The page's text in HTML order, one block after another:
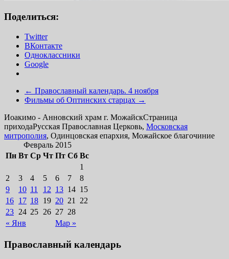
Поделиться:
Twitter
ВКонтакте
Одноклассники
Google
← Православный календарь. 4 ноября
Фильмы об Оптинских старцах →
Иоакимо - Анновский храм г. МожайскСтраница
приходаРусская Православная Церковь, Московская
митрополия, Одинцовская епархия, Можайское благочиние
Февраль 2015
Пн Вт Ср Чт Пт Сб Вс
« Янв Мар »
1
2
3 4 5 6 7
8
9
10 11 12 13 14 15
16 17 18 19 20 21
22
23 24 25 26 27 28
Православный календарь